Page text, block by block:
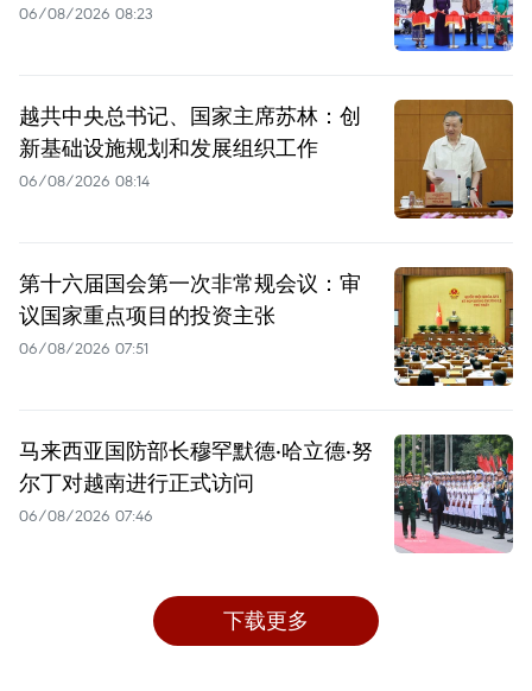
06/08/2026 08:23
越共中央总书记、国家主席苏林：创
新基础设施规划和发展组织工作
06/08/2026 08:14
第十六届国会第一次非常规会议：审
议国家重点项目的投资主张
06/08/2026 07:51
马来西亚国防部长穆罕默德·哈立德·努
尔丁对越南进行正式访问
06/08/2026 07:46
下载更多